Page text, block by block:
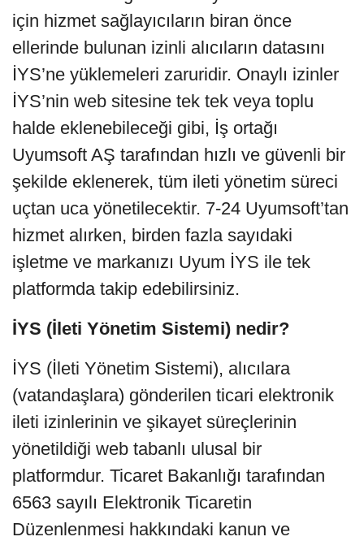
için hizmet sağlayıcıların biran önce
ellerinde bulunan izinli alıcıların datasını
İYS’ne yüklemeleri zaruridir. Onaylı izinler
İYS’nin web sitesine tek tek veya toplu
halde eklenebileceği gibi, İş ortağı
Uyumsoft AŞ tarafından hızlı ve güvenli bir
şekilde eklenerek, tüm ileti yönetim süreci
uçtan uca yönetilecektir. 7-24 Uyumsoft’tan
hizmet alırken, birden fazla sayıdaki
işletme ve markanızı Uyum İYS ile tek
platformda takip edebilirsiniz.
İYS (İleti Yönetim Sistemi) nedir?
İYS (İleti Yönetim Sistemi), alıcılara
(vatandaşlara) gönderilen ticari elektronik
ileti izinlerinin ve şikayet süreçlerinin
yönetildiği web tabanlı ulusal bir
platformdur. Ticaret Bakanlığı tarafından
6563 sayılı Elektronik Ticaretin
Düzenlenmesi hakkındaki kanun ve